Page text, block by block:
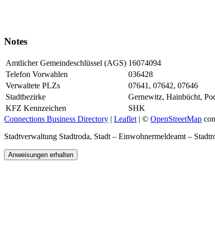
Notes
Amtlicher Gemeindeschlüssel (AGS) 16074094
Telefon Vorwahlen
036428
Verwaltete PLZs
07641, 07642, 07646
Stadtbezirke
Gernewitz, Hainbücht,
KFZ Kennzeichen
SHK
Connections Business Directory | Leaflet | © OpenStreetMap
Stadtverwaltung Stadtroda, Stadt – Einwohnermeldeamt –
Anweisungen erhalten